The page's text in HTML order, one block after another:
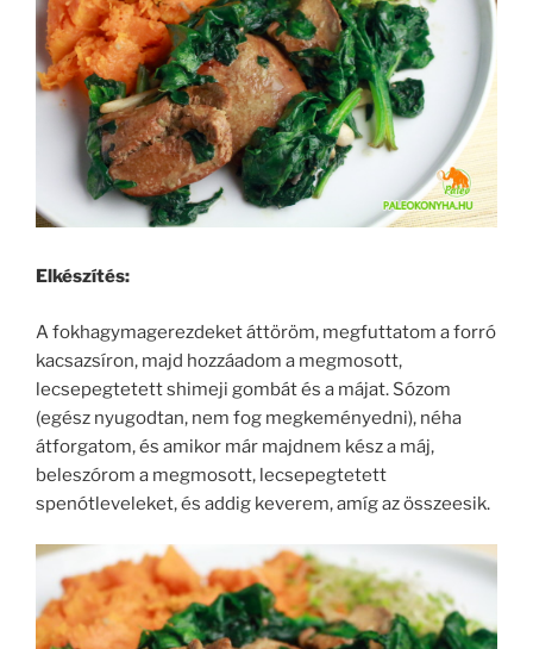
Elkészítés:
A fokhagymagerezdeket áttöröm, megfuttatom a forró
kacsazsíron, majd hozzáadom a megmosott,
lecsepegtetett shimeji gombát és a májat. Sózom
(egész nyugodtan, nem fog megkeményedni), néha
átforgatom, és amikor már majdnem kész a máj,
beleszórom a megmosott, lecsepegtetett
spenótleveleket, és addig keverem, amíg az összeesik.